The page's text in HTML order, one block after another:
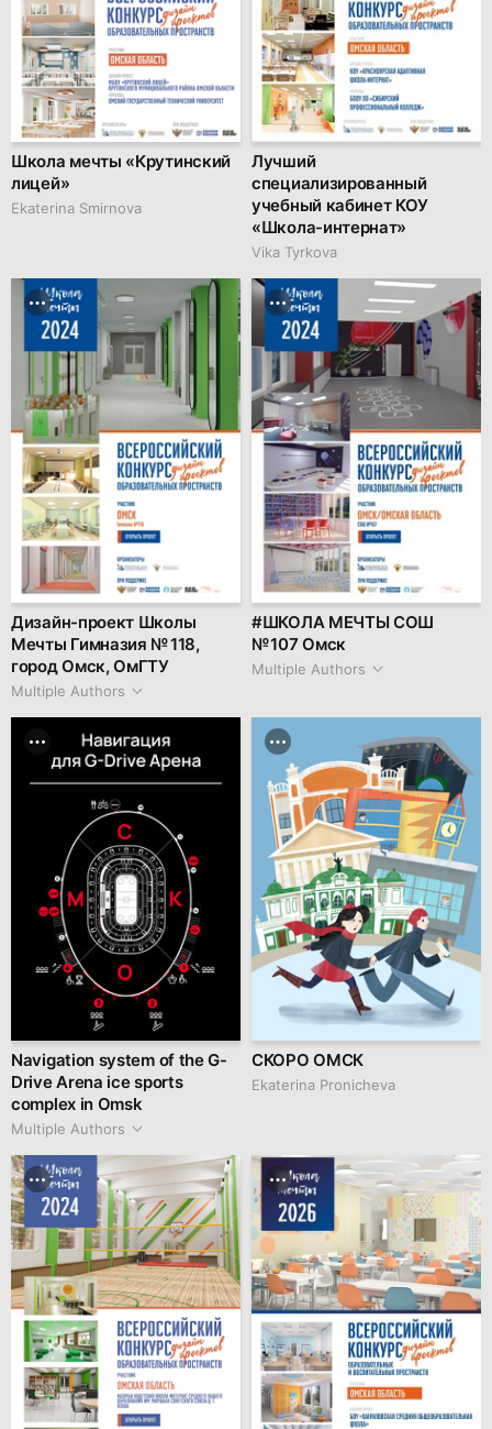
Школа мечты «Крутинский
лицей»
Ekaterina Smirnova
Лучший
специализированный
учебный кабинет КОУ
«Школа-интернат»
Vika Tyrkova
Дизайн-проект Школы
Мечты Гимназия № 118,
город Омск, ОмГТУ
Multiple Authors
#ШКОЛА МЕЧТЫ СОШ
№ 107 Омск
Multiple Authors
Navigation system of the G-
Drive Arena ice sports
complex in Omsk
Multiple Authors
СКОРО ОМСК
Ekaterina Pronicheva